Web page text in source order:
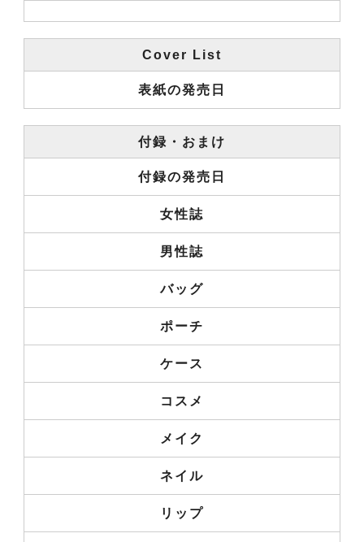
Cover List
表紙の発売日
付録・おまけ
付録の発売日
女性誌
男性誌
バッグ
ポーチ
ケース
コスメ
メイク
ネイル
リップ